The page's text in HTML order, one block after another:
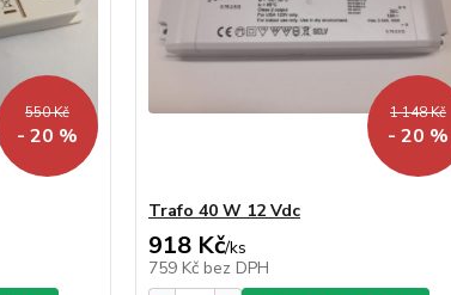
550 Kč
- 20 %
1 148 Kč
- 20 %
Trafo 40 W 12 Vdc
918 Kč/ks
759 Kč bez DPH